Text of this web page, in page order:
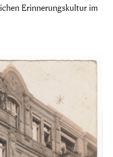
Erinnerungskultur im